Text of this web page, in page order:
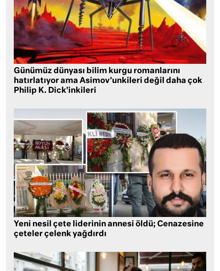
Günümüz dünyası bilim kurgu romanlarını
hatırlatıyor ama Asimov’unkileri değil daha çok
Philip K. Dick’inkileri
Yeni nesil çete liderinin annesi öldü; Cenazesine
çeteler çelenk yağdırdı